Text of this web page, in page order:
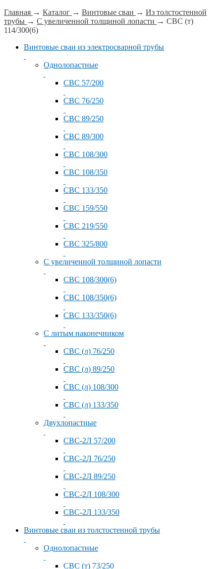
Главная → Каталог → Винтовые сваи → Из толстостенной
трубы → С увеличенной толщиной лопасти → СВС (т)
114/300(6)
Винтовые сваи из электросварной трубы
Однолопастные
СВС 57/200
СВС 76/250
СВС 89/250
СВС 89/300
СВС 108/300
СВС 108/350
СВС 133/350
СВС 159/550
СВС 219/550
СВС 325/800
С увеличенной толщиной лопасти
СВС 108/300(6)
СВС 108/350(6)
СВС 133/350(6)
С литым наконечником
СВС (л) 76/250
СВС (л) 89/250
СВС (л) 108/300
СВС (л) 133/350
Двухлопастные
СВС-2Л 57/200
СВС-2Л 76/250
СВС-2Л 89/250
СВС-2Л 108/300
СВС-2Л 133/350
Винтовые сваи из толстостенной трубы
Однолопастные
СВС (т) 73/250